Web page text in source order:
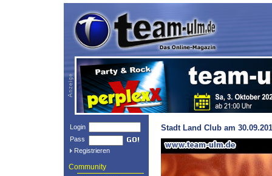
Login
Pass
Registrieren
Community
Stadt Land Club am